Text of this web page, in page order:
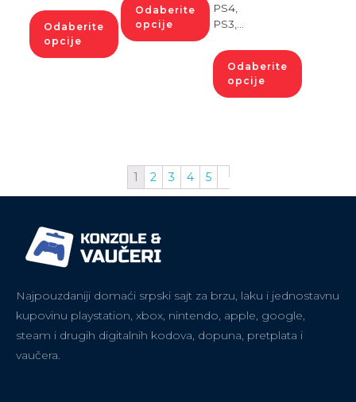
Odaberite
opcije
Odaberite
opcije
PS4,
PS3,…
Odaberite
opcije
1 2 3 4 5
Najpouzdaniji domaći srpski sajt za brzu, laku i jednostavnu
kupovinu playstation, xbox, nintendo, apple, google,
steam i drugih digitalnih kodova, dopuna, pretplata i
vaučera.